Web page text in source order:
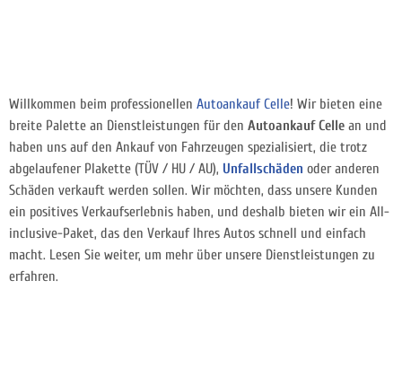
Willkommen beim professionellen Autoankauf Celle! Wir bieten eine
breite Palette an Dienstleistungen für den Autoankauf Celle an und
haben uns auf den Ankauf von Fahrzeugen spezialisiert, die trotz
abgelaufener Plakette (TÜV / HU / AU), Unfallschäden oder anderen
Schäden verkauft werden sollen. Wir möchten, dass unsere Kunden
ein positives Verkaufserlebnis haben, und deshalb bieten wir ein All-
inclusive-Paket, das den Verkauf Ihres Autos schnell und einfach
macht. Lesen Sie weiter, um mehr über unsere Dienstleistungen zu
erfahren.